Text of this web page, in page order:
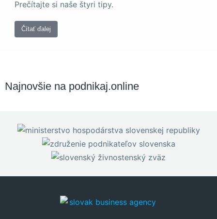
Prečítajte si naše štyri tipy.
Čítať ďalej
Najnovšie na podnikaj.online
základe
používania
webovej
spokojnosť
fungovala čo
najlepšie. Ak
tieto súbory
niektoré funkcie
stránky zmiznú.